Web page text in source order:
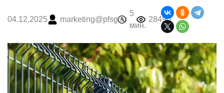
04.12.2025 marketing@pfsg.ru
5
мин.
28490